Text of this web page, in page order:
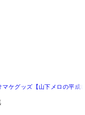
ケグッズ【山下メロの平成